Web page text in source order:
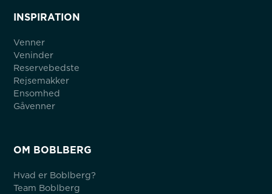
INSPIRATION
Venner
Veninder
Reservebedste
Rejsemakker
Ensomhed
Gåvenner
OM BOBLBERG
Hvad er Boblberg?
Team Boblberg